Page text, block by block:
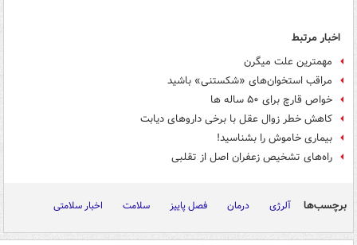
اخبار مرتبط
مهمترین علت میگرن
مراقب استخوان‌های «شکستنی» باشید
خواص قارچ برای ۵۰ ساله ها
کاهش خطر زوال عقل با برخی داروهای دیابت
بیماری خاموش را بشناسید!
راه‌های تشخیص زعفران اصل از تقلبی
برچسب‌ها آلرژی درمان فصل پاییز سلامت اخبار سلامتی